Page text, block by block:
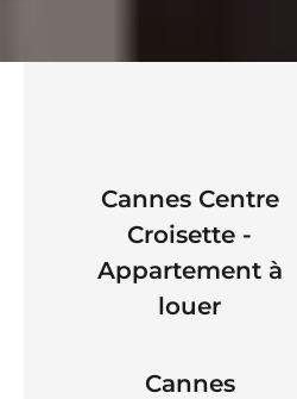
Cannes Centre
Croisette -
Appartement à
louer
Cannes